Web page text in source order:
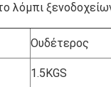
λόμπι
Ουδέτερος
1.5KGS